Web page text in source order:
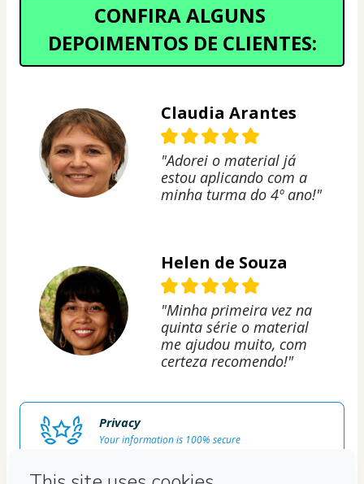
CONFIRA ALGUNS
DEPOIMENTOS DE CLIENTES:
Claudia Arantes
"Adorei o material já
estou aplicando com a
minha turma do 4º ano!"
Helen de Souza
"Minha primeira vez na
quinta série o material
me ajudou muito, com
certeza recomendo!"
Privacy
Your information is 100% secure